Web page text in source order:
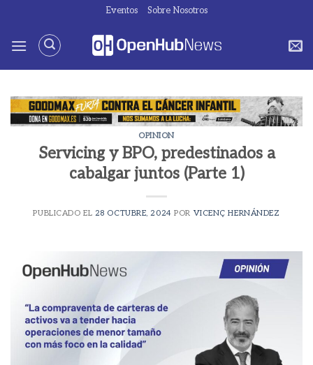
contenido
Eventos Sobre Nosotros
OPINION
Servicing y BPO, predestinados a
cabalgar juntos (Parte 1)
PUBLICADO EL 28 OCTUBRE, 2024 POR VICENÇ HERNÁNDEZ